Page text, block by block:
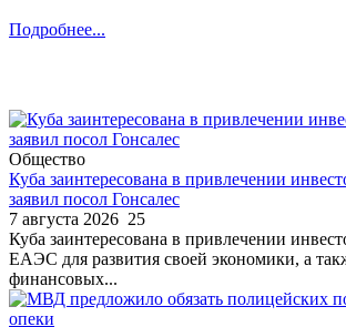
Подробнее...
Общество
Куба заинтересована в привлечении
заявил посол Гонсалес
7 августа 2026 25
Куба заинтересована в привлечении
ЕАЭС для развития своей экономики, а
финансовых...